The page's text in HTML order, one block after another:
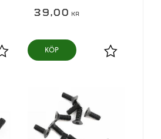
Lägg till i favoriter
39,00 KR
Lägg till i
KÖP